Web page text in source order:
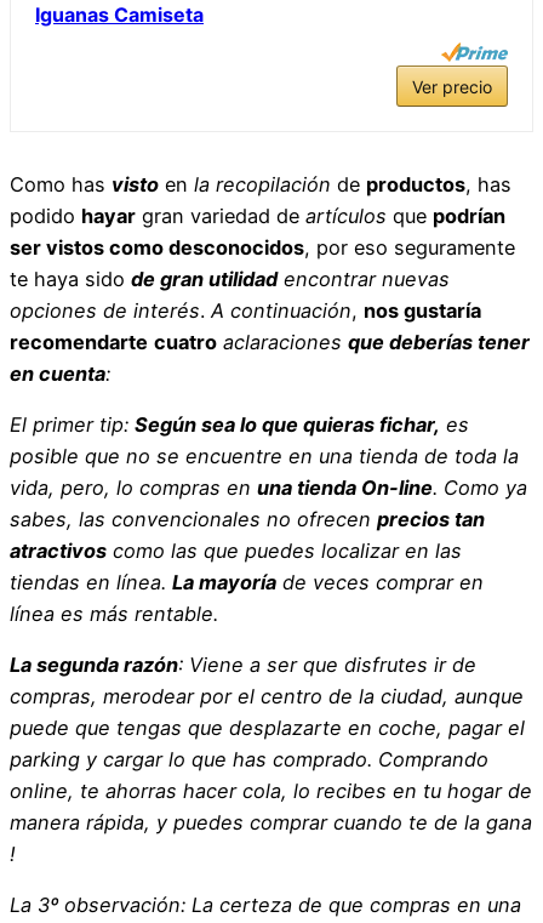
Iguanas Camiseta
Ver precio
Como has visto en la recopilación de productos, has
podido hayar gran variedad de artículos que podrían
ser vistos como desconocidos, por eso seguramente
te haya sido de gran utilidad encontrar nuevas
opciones de interés. A continuación, nos gustaría
recomendarte cuatro aclaraciones que deberías tener
en cuenta:
El primer tip: Según sea lo que quieras fichar, es
posible que no se encuentre en una tienda de toda la
vida, pero, lo compras en una tienda On-line. Como ya
sabes, las convencionales no ofrecen precios tan
atractivos como las que puedes localizar en las
tiendas en línea. La mayoría de veces comprar en
línea es más rentable.
La segunda razón: Viene a ser que disfrutes ir de
compras, merodear por el centro de la ciudad, aunque
puede que tengas que desplazarte en coche, pagar el
parking y cargar lo que has comprado. Comprando
online, te ahorras hacer cola, lo recibes en tu hogar de
manera rápida, y puedes comprar cuando te de la gana
!
La 3º observación: La certeza de que compras en una